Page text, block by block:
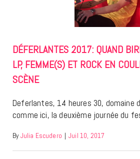
DÉFERLANTES 2017: QUAND
LP, FEMME(S) ET ROCK EN
SCÈNE
Deferlantes, 14 heures 30, domaine
comme ici, la deuxième journée du
By Julia Escudero | Juil 10, 2017